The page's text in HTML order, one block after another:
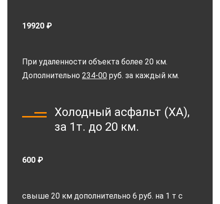
19920 ₽
При удаленности объекта более 20 км.
Дополнительно 234-00 руб. за каждый км.
Холодный асфальт (ХА),
за 1т. до 20 км.
600 ₽
свыше 20 км дополнительно 6 руб. на 1 т с